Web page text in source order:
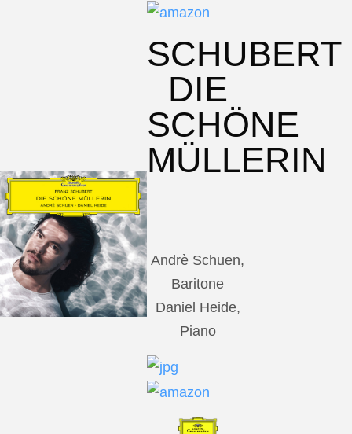
SCHUBERT
DIE
SCHÖNE
MÜLLERIN
Andrè Schuen,
Baritone
Daniel Heide,
Piano